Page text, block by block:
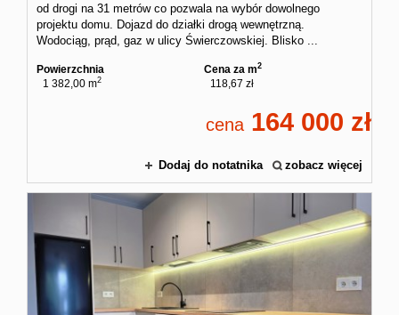
od drogi na 31 metrów co pozwala na wybór dowolnego
projektu domu. Dojazd do działki drogą wewnętrzną.
Wodociąg, prąd, gaz w ulicy Świerczowskiej. Blisko ...
Powierzchnia
1 382,00 m2
Cena za m2
118,67 zł
cena 164 000
Dodaj do notatnika zobacz więcej